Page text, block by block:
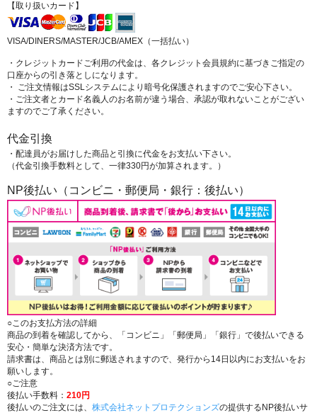
【取り扱いカード】
VISA/DINERS/MASTER/JCB/AMEX（一括払い）
・クレジットカードご利用の代金は、各クレジット会員規約に基づきご指定の
口座からの引き落としになります。
・ ご注文情報はSSLシステムにより暗号化保護されますのでご安心下さい。
・ご注文者とカード名義人のお名前が違う場合、承認が取れないことがござい
ますのでご了承ください。
代金引換
・配達員がお届けした商品と引換に代金をお支払い下さい。
（代金引換手数料として、一律330円が加算されます。）
NP後払い（コンビニ・郵便局・銀行：後払い）
○このお支払方法の詳細
商品の到着を確認してから、「コンビニ」「郵便局」「銀行」で後払いできる
安心・簡単な決済方法です。
請求書は、商品とは別に郵送されますので、発行から14日以内にお支払いをお
願いします。
○ご注意
後払い手数料： 210円
後払いのご注文には、 株式会社ネットプロテクションズの提供するNP後払いサ